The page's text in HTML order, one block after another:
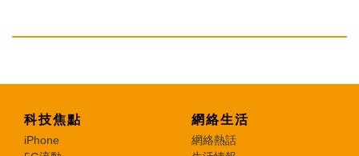
科技焦點
iPhone
網絡生活
網絡熱話